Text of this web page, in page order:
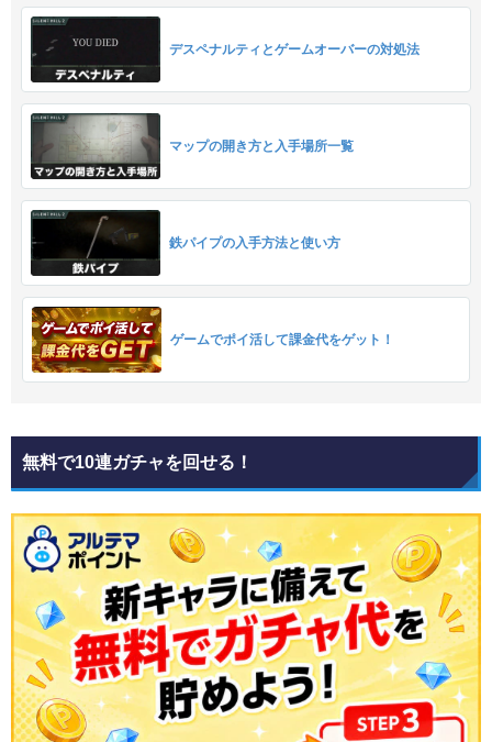
デスペナルティとゲームオーバーの対処法
マップの開き方と入手場所一覧
鉄パイプの入手方法と使い方
ゲームでポイ活して課金代をゲット！
無料で10連ガチャを回せる！